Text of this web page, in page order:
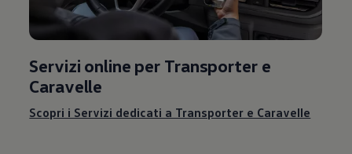
Servizi online per Transporter e
Caravelle
Scopri i Servizi dedicati a Transporter e Caravelle